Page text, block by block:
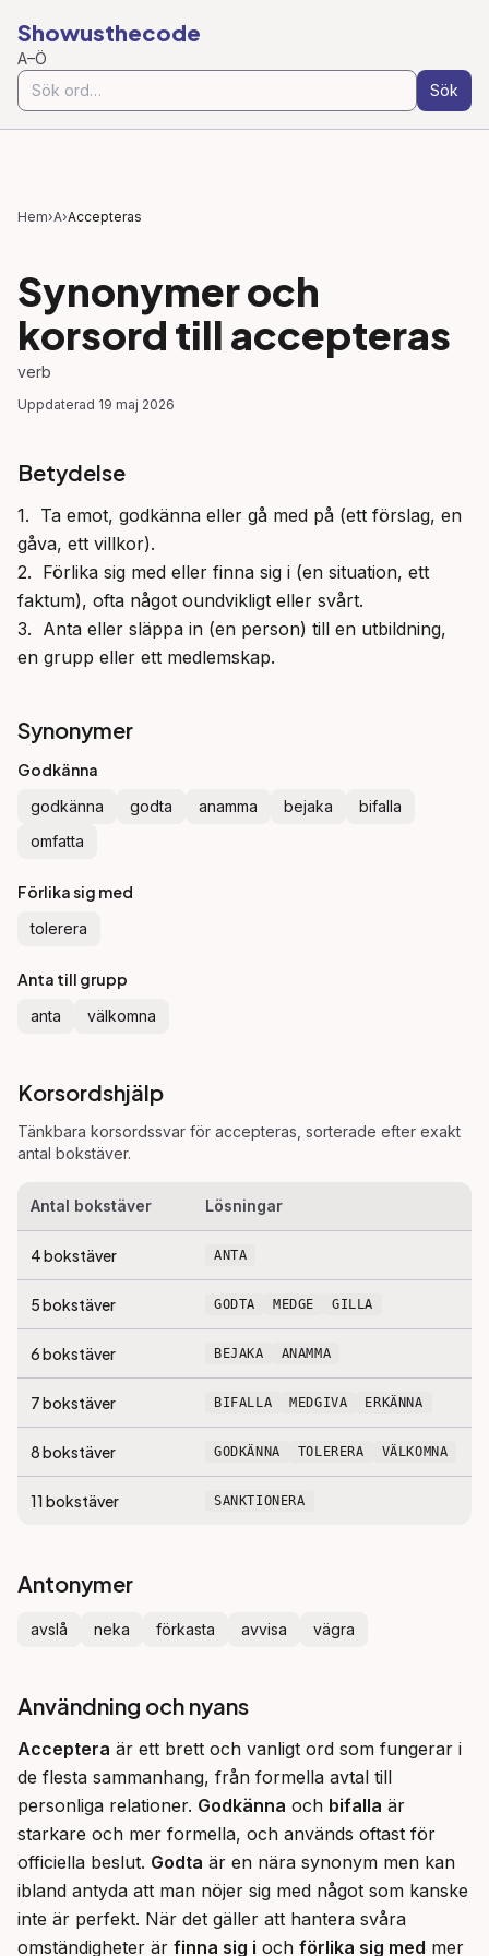
Showusthecode
A–Ö
Sök
Hem›A›Accepteras
Synonymer och
korsord till accepteras
verb
Uppdaterad 19 maj 2026
Betydelse
1.  Ta emot, godkänna eller gå med på (ett förslag, en
gåva, ett villkor).
2.  Förlika sig med eller finna sig i (en situation, ett
faktum), ofta något oundvikligt eller svårt.
3.  Anta eller släppa in (en person) till en utbildning,
en grupp eller ett medlemskap.
Synonymer
Godkänna
godkänna godta anamma bejaka
bifalla
omfatta
Förlika sig med
tolerera
Anta till grupp
anta välkomna
Korsordshjälp
Tänkbara korsordssvar för accepteras , sorterade efter exakt
antal bokstäver.
Antal bokstäver Lösningar
4bokstäver ANTA
5bokstäver GODTA MEDGE GILLA
6bokstäver BEJAKA ANAMMA
7bokstäver BIFALLA MEDGIVA ERKÄNNA
8bokstäver GODKÄNNA TOLERERA VÄLKOMNA
11 bokstäver SANKTIONERA
Antonymer
avslå neka förkasta avvisa vägra
Användning och nyans
Acceptera är ett brett och vanligt ord som fungerar i
de flesta sammanhang, från formella avtal till
personliga relationer. Godkänna och bifalla är
starkare och mer formella, och används oftast för
officiella beslut. Godta är en nära synonym men kan
ibland antyda att man nöjer sig med något som kanske
inte är perfekt. När det gäller att hantera svåra
omständigheter är finna sig i och förlika sig med mer